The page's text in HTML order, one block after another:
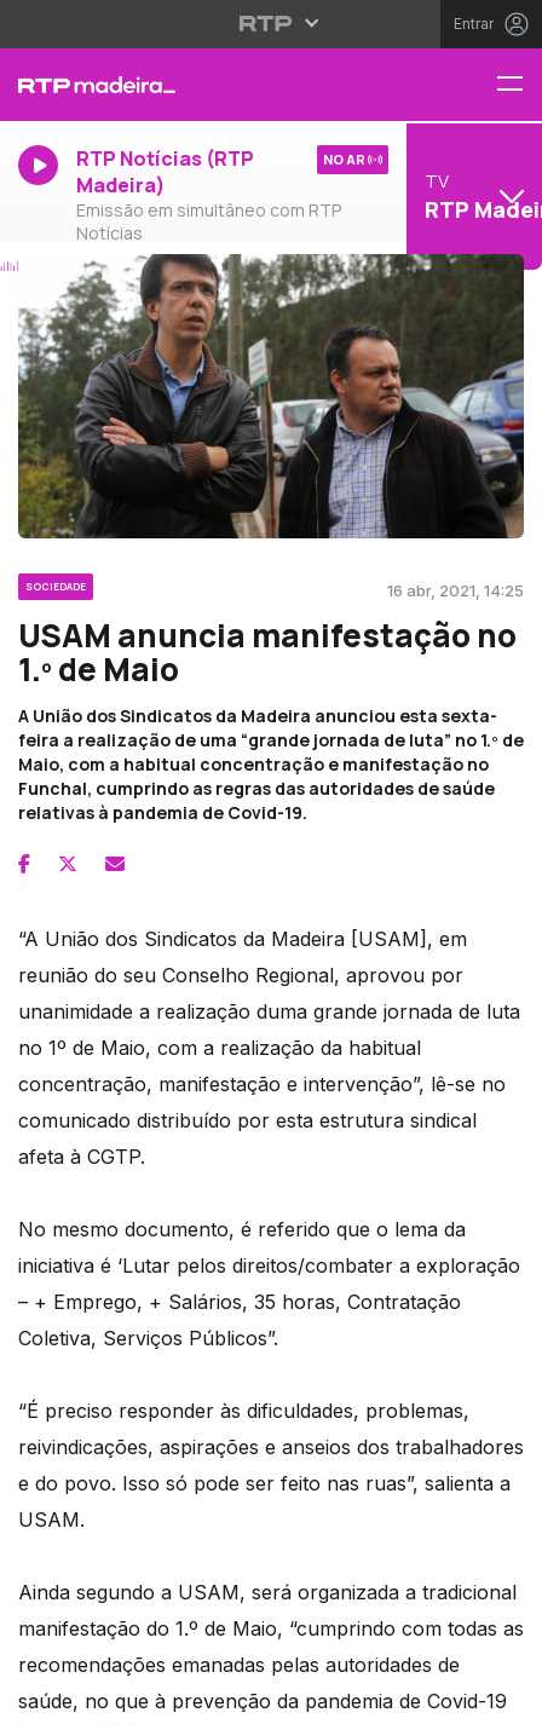
Entrar
RTP Notícias (RTP
Madeira)
Emissão em simultâneo com RTP
Notícias
NO AR
TV
RTP
SOCIEDADE 16 abr, 2021, 14:25
USAM anuncia manifestação no
1.º de Maio
A União dos Sindicatos da Madeira anunciou esta sexta-
feira a realização de uma “grande jornada de luta” no 1.º de
Maio, com a habitual concentração e manifestação no
Funchal, cumprindo as regras das autoridades de saúde
relativas à pandemia de Covid-19.
“A União dos Sindicatos da Madeira [USAM], em
reunião do seu Conselho Regional, aprovou por
unanimidade a realização duma grande jornada de luta
no 1º de Maio, com a realização da habitual
concentração, manifestação e intervenção”, lê-se no
comunicado distribuído por esta estrutura sindical
afeta à CGTP.
No mesmo documento, é referido que o lema da
iniciativa é ‘Lutar pelos direitos/combater a exploração
– + Emprego, + Salários, 35 horas, Contratação
Coletiva, Serviços Públicos”.
“É preciso responder às dificuldades, problemas,
reivindicações, aspirações e anseios dos trabalhadores
e do povo. Isso só pode ser feito nas ruas”, salienta a
USAM.
Ainda segundo a USAM, será organizada a tradicional
manifestação do 1.º de Maio, “cumprindo com todas as
recomendações emanadas pelas autoridades de
saúde, no que à prevenção da pandemia de Covid-19